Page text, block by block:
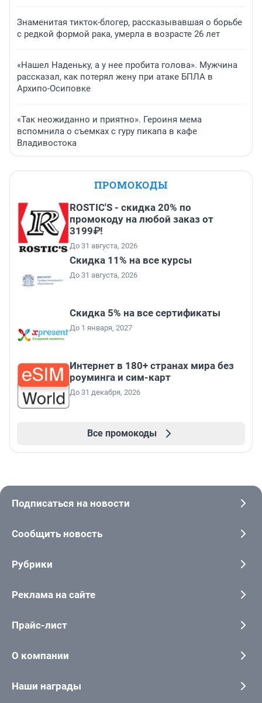
Знаменитая тикток-блогер, рассказывавшая о борьбе
с редкой формой рака, умерла в возрасте 26 лет
«Нашел Наденьку, а у нее пробита голова». Мужчина
рассказал, как потерял жену при атаке БПЛА в
Архипо-Осиповке
«Так неожиданно и приятно». Героиня мема
вспомнила о съемках с гуру пикапа в кафе
Владивостока
ПРОМОКОДЫ
ROSTIC'S - скидка 20% по
промокоду на любой заказ от
3199₽!
До 31 августа, 2026
Скидка 11% на все курсы
До 31 августа, 2026
Скидка 5% на все сертификаты
До 1 января, 2027
Интернет в 180+ странах мира без
роуминга и сим-карт
До 31 декабря, 2026
Все промокоды
Подписаться на новости
Сообщить новость
Рубрики
Реклама на сайте
Прайс-лист
О компании
Наши награды